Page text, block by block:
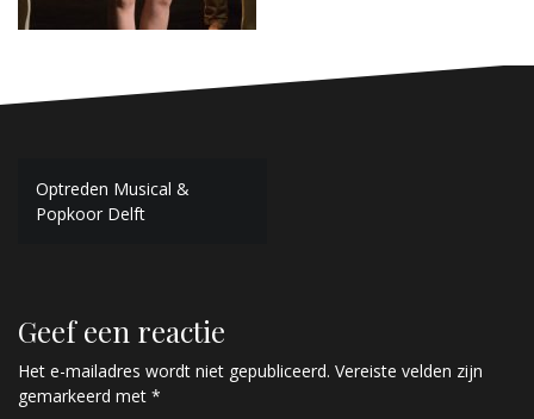
Bericht
navigatie
Optreden Musical &
Popkoor Delft
Geef een reactie
Het e-mailadres wordt niet gepubliceerd. Vereiste velden zijn
gemarkeerd met *